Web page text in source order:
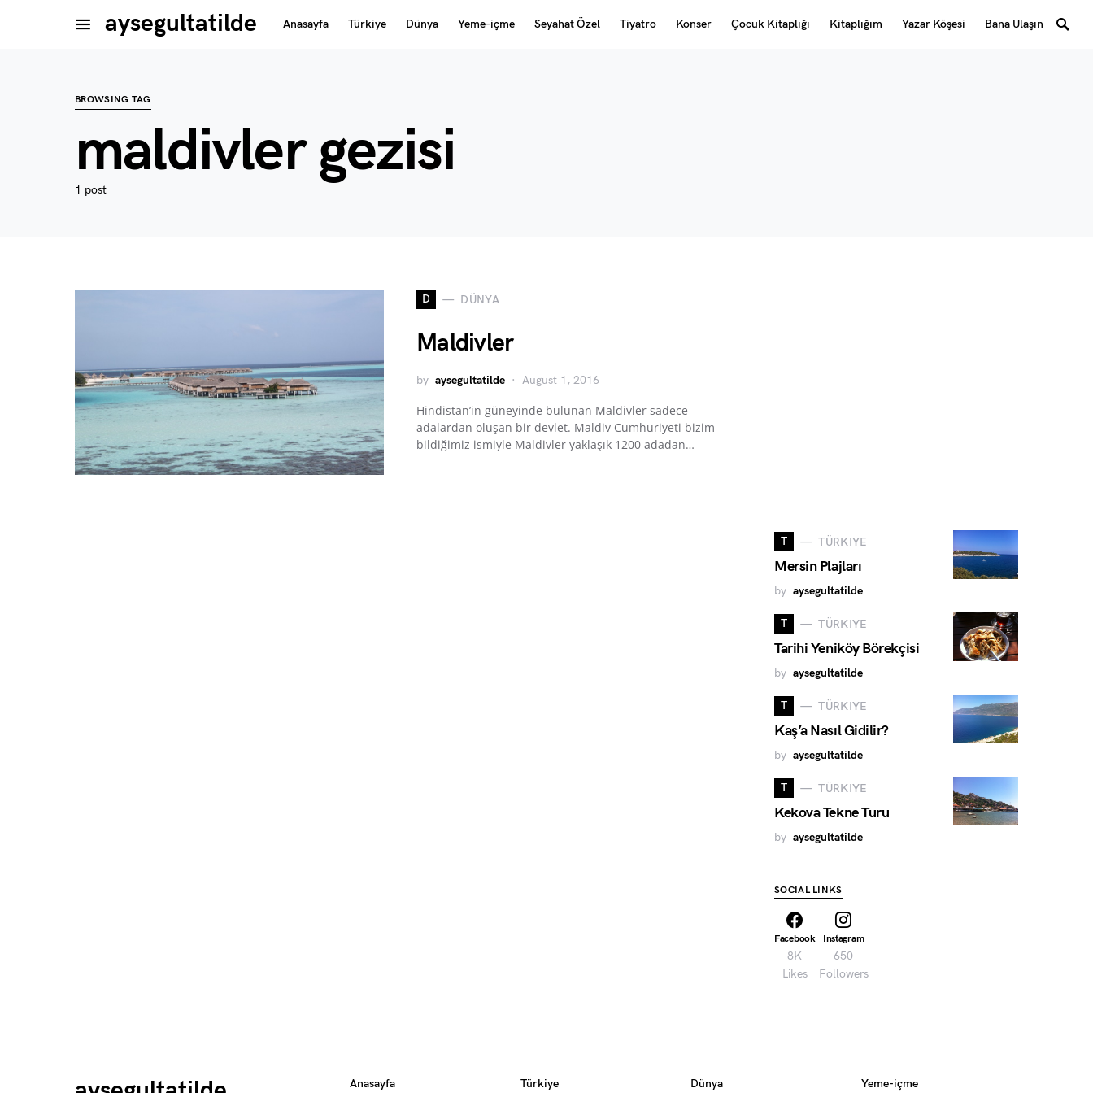
aysegultatilde Anasayfa Türkiye Dünya Yeme-içme Seyahat Özel Tiyatro Konser Çocuk Kitaplığı Kitaplığım Yazar Köşesi Bana Ulaşın
BROWSING TAG
maldivler gezisi
1 post
D DÜNYA
Maldivler
by aysegultatilde August 1, 2016
Hindistan’in güneyinde bulunan Maldivler sadece
adalardan oluşan bir devlet. Maldiv Cumhuriyeti bizim
bildiğimiz ismiyle Maldivler yaklaşık 1200 adadan…
T TÜRKIYE
Mersin Plajları
by aysegultatilde
T TÜRKIYE
Tarihi Yeniköy Börekçisi
by aysegultatilde
T TÜRKIYE
Kaş’a Nasıl Gidilir?
by aysegultatilde
T TÜRKIYE
Kekova Tekne Turu
by aysegultatilde
SOCIAL LINKS
Facebook
8K
Likes
Instagram
650
Followers
Anasayfa Türkiye Dünya Yeme-içme